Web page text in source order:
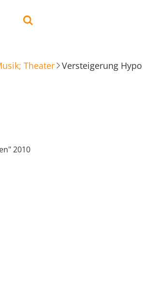
Theater Versteigerung
2010